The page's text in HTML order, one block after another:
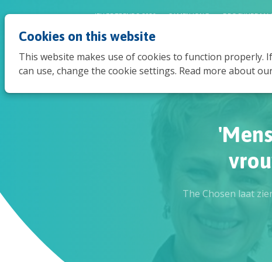
Cookies on this website
This website makes use of cookies to function properly.
can use, change the cookie settings. Read more about
JEUGDTRENDS 2026 SAMEN JONG BROCHURE
The Chosen laat